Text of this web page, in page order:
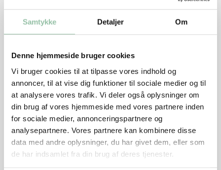
Samtykke Detaljer Om
Denne hjemmeside bruger cookies
Vi bruger cookies til at tilpasse vores indhold og
annoncer, til at vise dig funktioner til sociale medier og til
at analysere vores trafik. Vi deler også oplysninger om
din brug af vores hjemmeside med vores partnere inden
for sociale medier, annonceringspartnere og
analysepartnere. Vores partnere kan kombinere disse
data med andre oplysninger, du har givet dem, eller som
de har indsamlet fra din brug af deres tjenester.
Dup kødet tørt med køkkenrulle, krydr med salt og
peber.
Skyl og skræl rødbeder og skær dem i grove stykker.
Flæk blommer og fjern stenene.
Varm olie i en gryde ved god varme. Brun kødet godt
på begge sider 5-8 minutter i alt.
Tag kødet op og læg det i et ovnfast fad med låg evt.
en stegeso eller læg stanniol tæt om fadet.